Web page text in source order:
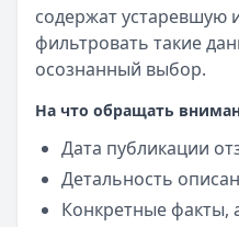
содержат
фильтровать такие
осознанный выбор.
На что обращать
Дата публикации
Детальность
Конкретные факты,